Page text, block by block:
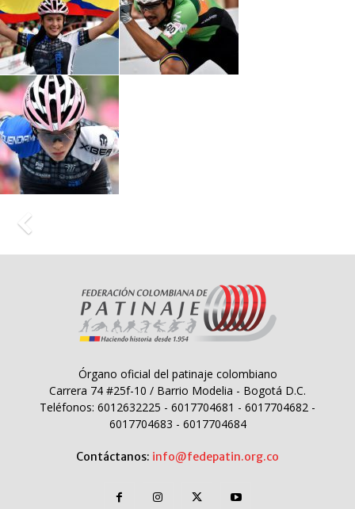
Órgano oficial del patinaje colombiano
Carrera 74 #25f-10 / Barrio Modelia - Bogotá D.C.
Teléfonos: 6012632225 - 6017704681 - 6017704682 -
6017704683 - 6017704684
Contáctanos: info@fedepatin.org.co